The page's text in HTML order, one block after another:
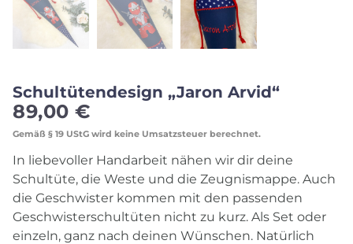
Schultütendesign „Jaron Arvid“
89,00 €
Gemäß § 19 UStG wird keine Umsatzsteuer berechnet.
In liebevoller Handarbeit nähen wir dir deine
Schultüte, die Weste und die Zeugnismappe. Auch
die Geschwister kommen mit den passenden
Geschwisterschultüten nicht zu kurz. Als Set oder
einzeln, ganz nach deinen Wünschen. Natürlich